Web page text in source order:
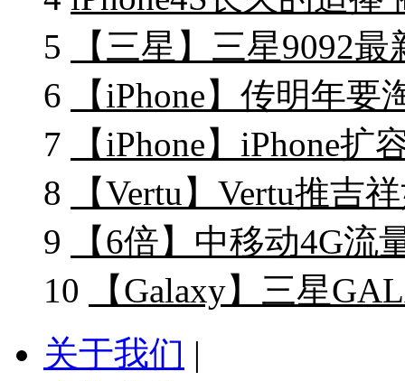
5
【三星】三星9092
6
【iPhone】传明年要
7
【iPhone】iPhone
8
【Vertu】Vertu推吉
9
【6倍】中移动4G流
10
【Galaxy】三星
关于我们 |